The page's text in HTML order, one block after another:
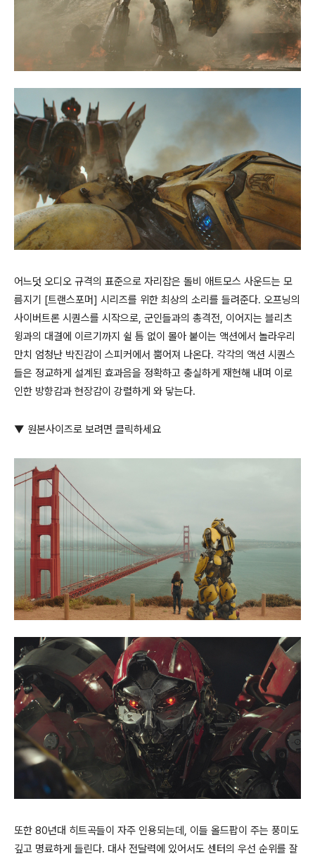
어느덧 오디오 규격의 표준으로 자리잡은 돌비 애트모스 사운드는 모
름지기 [트랜스포머] 시리즈를 위한 최상의 소리를 들려준다. 오프닝의
사이버트론 시퀀스를 시작으로, 군인들과의 총격전, 이어지는 블리츠
윙과의 대결에 이르기까지 쉴 틈 없이 몰아 붙이는 액션에서 놀라우리
만치 엄청난 박진감이 스피커에서 뿜어져 나온다. 각각의 액션 시퀀스
들은 정교하게 설계된 효과음을 정확하고 충실하게 재현해 내며 이로
인한 방향감과 현장감이 강렬하게 와 닿는다.
▼ 원본사이즈로 보려면 클릭하세요
또한 80년대 히트곡들이 자주 인용되는데, 이들 올드팝이 주는 풍미도
깊고 명료하게 들린다. 대사 전달력에 있어서도 센터의 우선 순위를 잘